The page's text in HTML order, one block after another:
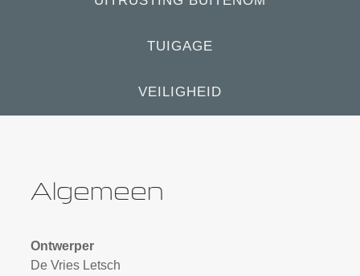
Algemeen
Ontwerper
De Vries Letsch
TUIGAGE
VEILIGHEID